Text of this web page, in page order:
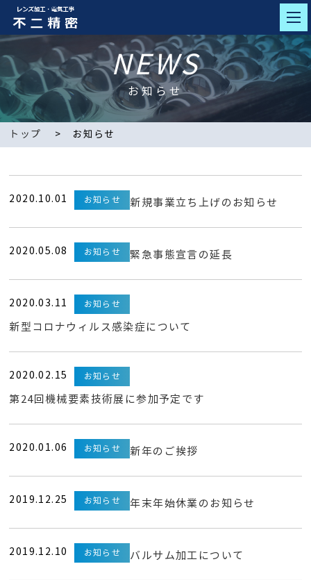
NEWS
お知らせ
トップ お知らせ
2020.10.01 お知らせ 新規事業立ち上げのお知らせ
2020.05.08 お知らせ 緊急事態宣言の延長
2020.03.11 お知らせ
新型コロナウィルス感染症について
2020.02.15 お知らせ
第24回機械要素技術展に参加予定です
2020.01.06 お知らせ 新年のご挨拶
2019.12.25 お知らせ 年末年始休業のお知らせ
2019.12.10 お知らせ バルサム加工について